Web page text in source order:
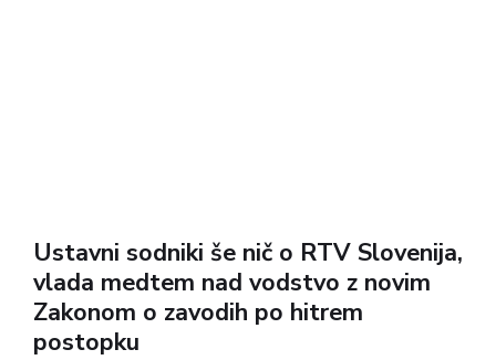
Ustavni sodniki še nič o RTV Slovenija,
vlada medtem nad vodstvo z novim
Zakonom o zavodih po hitrem
postopku